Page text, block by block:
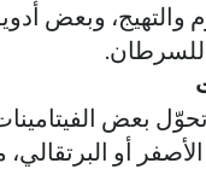
والتهيج، وبعض
للسرطان.
بعض
أو البرتقالي،